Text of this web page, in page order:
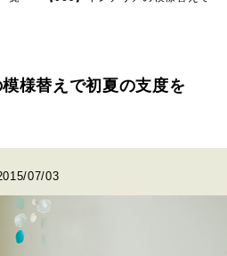
模様替えで初夏の支度を
07/03